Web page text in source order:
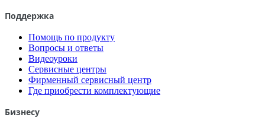
Поддержка
Помощь по продукту
Вопросы и ответы
Видеоуроки
Сервисные центры
Фирменный сервисный центр
Где приобрести комплектующие
Бизнесу